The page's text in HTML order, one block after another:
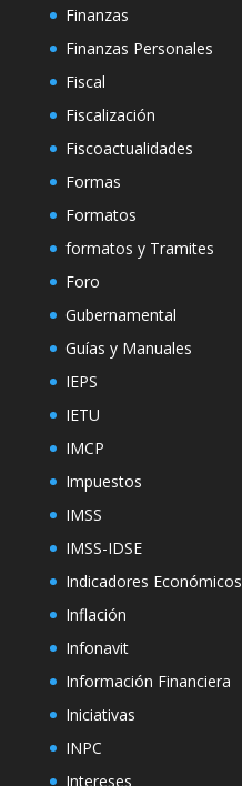
Finanzas
Finanzas Personales
Fiscal
Fiscalización
Fiscoactualidades
Formas
Formatos
formatos y Tramites
Foro
Gubernamental
Guías y Manuales
IEPS
IETU
IMCP
Impuestos
IMSS
IMSS-IDSE
Indicadores Económicos
Inflación
Infonavit
Información Financiera
Iniciativas
INPC
Intereses